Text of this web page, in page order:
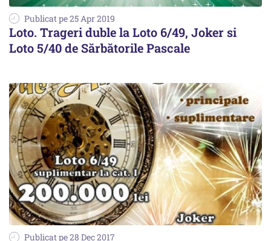
Publicat pe 25 Apr 2019
Loto. Trageri duble la Loto 6/49, Joker si
Loto 5/40 de Sărbătorile Pascale
Publicat pe 28 Dec 2017